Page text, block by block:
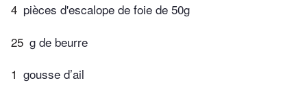
4 pièces d'escalope de foie de 50g
25 g de beurre
1 gousse d’ail